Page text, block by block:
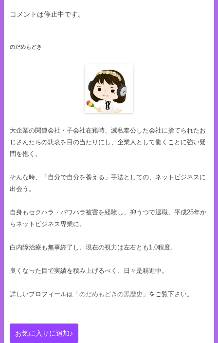
コメントは停止中です。
のだめもどき
大企業の関連会社・子会社在籍時、滅私奉公した会社に捨てられたお
じさんたちの悲哀を目の当たりにし、企業人として働くことに強い疑
問を抱く。
そんな時、「自分で自分を養える」手法としての、ネットビジネスに
出会う。
自身もセクハラ・パワハラ被害を経験し、抑うつで退職、平成25年か
らネットビジネス専業に。
白内障治療も無事終了し、現在の視力は左右とも1,0程度。
良くなった目で実績を積み上げるべく、日々是精進中。
詳しいプロフィールは 「のだめもどきの黒歴史」 をご覧下さい。